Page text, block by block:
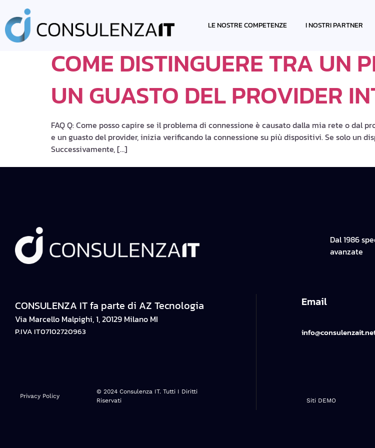
LE NOSTRE COMPETENZE I NOSTRI PARTNER
TAG:GUASTO
COME DISTINGUERE TRA UN
UN GUASTO DEL PROVIDER
FAQ Q: Come posso capire se il problema di connessione è causato dalla mia rete o
e un guasto del provider, inizia verificando la connessione su più dispositivi. Se solo un
Successivamente, […]
Dal 1986
avanzate
CONSULENZA IT fa parte di AZ Tecnologia
Via Marcello Malpighi, 1, 20129 Milano MI
P.IVA IT07102720963
Privacy Policy
© 2024 Consulenza IT. Tutti I Diritti
Riservati
Email
Siti DEMO